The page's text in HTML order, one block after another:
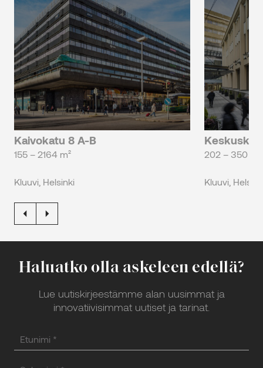
Kaivokatu 8 A-B
155 – 2164 m²
Kluuvi, Helsinki
202 – 350 m²
Kluuvi,